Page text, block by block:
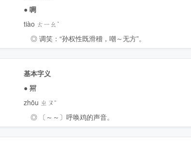
●啁
tiào ㄊㄧㄠˋ
◎ 调笑：“孙权性既滑稽，嘲～无方”。
基本字义
●喌
zhōu ㄓㄡˉ
◎ 〔～～〕呼唤鸡的声音。